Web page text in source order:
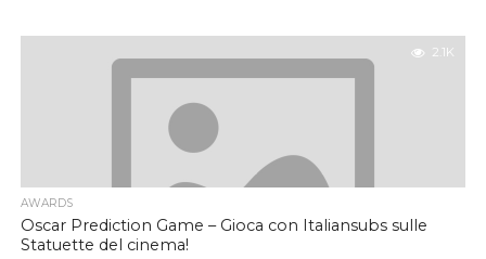
2.1K
AWARDS
Oscar Prediction Game – Gioca con Italiansubs sulle
Statuette del cinema!